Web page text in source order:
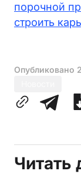
порочной
строить
Опубликовано
Читать